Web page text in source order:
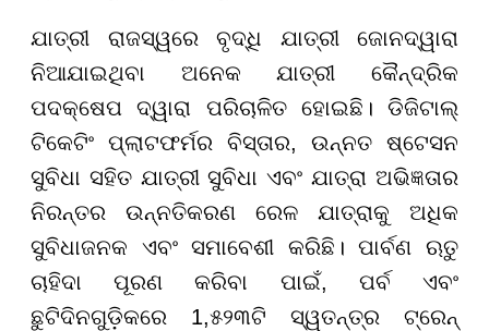
ଯାତ୍ରୀ ରାଜସ୍ୱରେ ବୃଦ୍ଧି ଯାତ୍ରୀ ଜୋନଦ୍ୱାରା
ନିଆଯାଇଥିବା ଅନେକ ଯାତ୍ରୀ କୈନ୍ଦ୍ରିକ
ପଦକ୍ଷେପ ଦ୍ୱାରା ପରିଚାଳିତ ହୋଇଛି। ଡିଜିଟାଲ୍
ଟିକେଟିଂ ପ୍ଲାଟଫର୍ମର ବିସ୍ତାର, ଉନ୍ନତ ଷ୍ଟେସନ
ସୁବିଧା ସହିତ ଯାତ୍ରୀ ସୁବିଧା ଏବଂ ଯାତ୍ରା ଅଭିଜ୍ଞତାର
ନିରନ୍ତର ଉନ୍ନତିକରଣ ରେଳ ଯାତ୍ରାକୁ ଅଧିକ
ସୁବିଧାଜନକ ଏବଂ ସମାବେଶୀ କରିଛି। ପାର୍ବଣ ଋତୁ
ଚାହିଦା ପୂରଣ କରିବା ପାଇଁ, ପର୍ବ ଏବଂ
ଛୁଟିଦିନଗୁଡ଼ିକରେ 1,୫୨୩ଟି ସ୍ୱତନ୍ତ୍ର ଟ୍ରେନ୍